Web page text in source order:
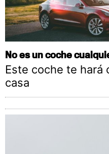
No es un coche
Este coche te hará
casa